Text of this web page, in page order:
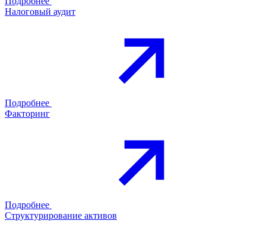
Налоговый аудит
Подробнее
Факторинг
Подробнее
Структурирование активов